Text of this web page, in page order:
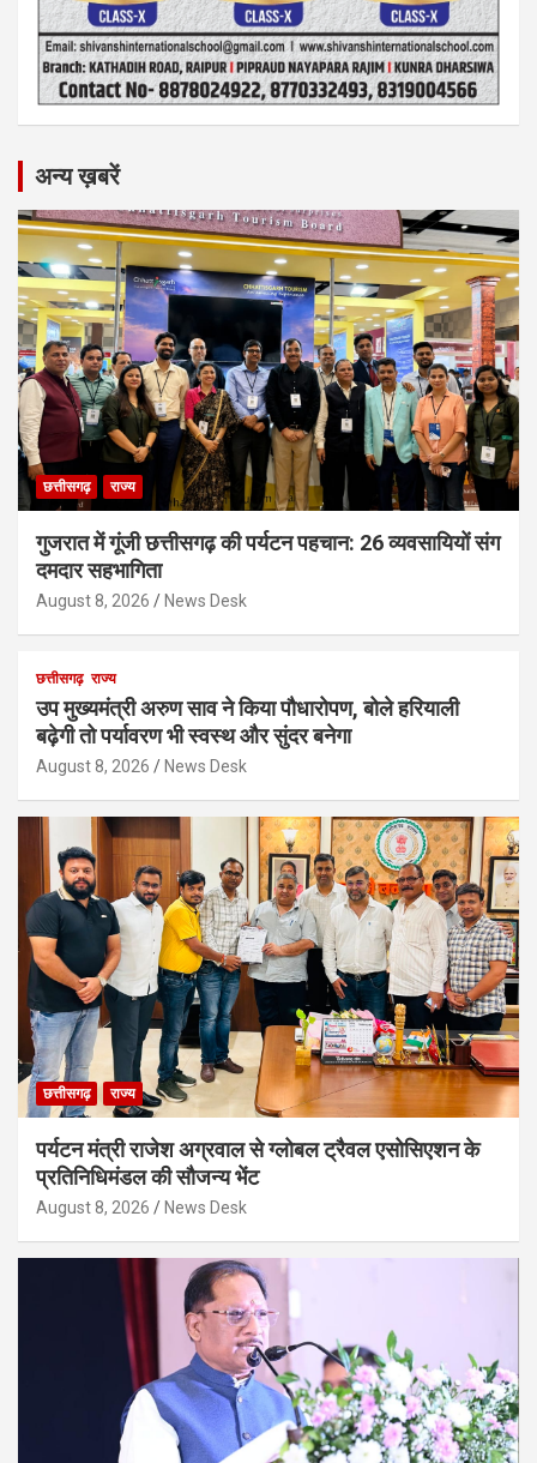
अन्य ख़बरें
छत्तीसगढ़ राज्य
गुजरात में गूंजी छत्तीसगढ़ की पर्यटन पहचान: 26 व्यवसायियों संग
दमदार सहभागिता
August 8, 2026 News Desk
छत्तीसगढ़ राज्य
उप मुख्यमंत्री अरुण साव ने किया पौधारोपण, बोले हरियाली
बढ़ेगी तो पर्यावरण भी स्वस्थ और सुंदर बनेगा
August 8, 2026 News Desk
छत्तीसगढ़ राज्य
पर्यटन मंत्री राजेश अग्रवाल से ग्लोबल ट्रैवल एसोसिएशन के
प्रतिनिधिमंडल की सौजन्य भेंट
August 8, 2026 News Desk